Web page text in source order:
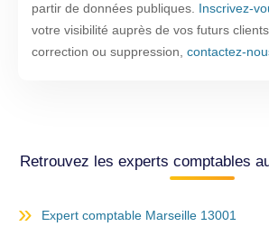
partir de données publiques. Inscrivez-
votre visibilité auprès de vos futurs
correction ou suppression, contactez-
Retrouvez les experts comptables
Expert comptable Marseille 13001